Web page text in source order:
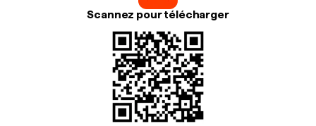
Scannez pour télécharger